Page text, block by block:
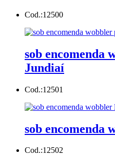
Cod.:12500
sob encomenda
Jundiaí
Cod.:12501
sob encomenda
Cod.:12502